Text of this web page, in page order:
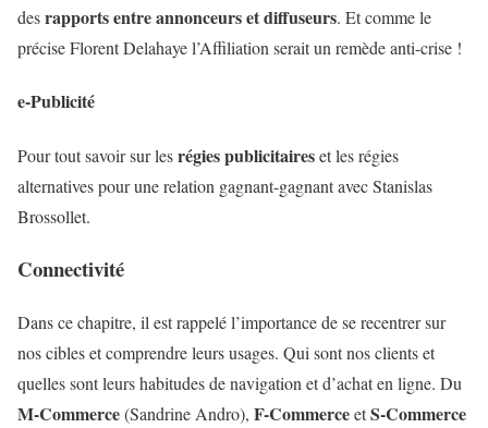
desrapports entre annonceurs et diffuseurs. Et comme le
précise Florent Delahaye l’Affiliation serait un remède anti-crise !
e-Publicité
Pour tout savoir sur lesrégies publicitaireset les régies
alternatives pour une relation gagnant-gagnant avec Stanislas
Brossollet.
Connectivité
Dans ce chapitre, il est rappelé l’importance de se recentrer sur
nos cibles et comprendre leurs usages. Qui sont nos clients et
quelles sont leurs habitudes de navigation et d’achat en ligne. Du
M-Commerce(Sandrine Andro), F-CommerceetS-Commerce